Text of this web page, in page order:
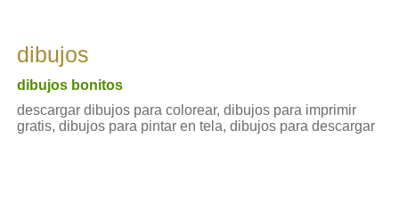
dibujos
dibujos bonitos
descargar dibujos para colorear, dibujos para imprimir
gratis, dibujos para pintar en tela, dibujos para descargar